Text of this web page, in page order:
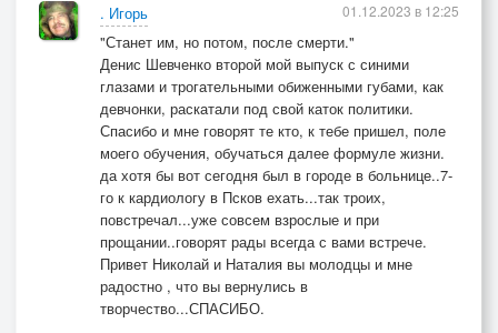
Обнял каждого, в ухо шепнул – ты пиши,
И сто лет вам всем жить без печали…
Как-то выпал из ящика с прессой конверт,
Грудь кольнуло, года те ожили,
К горлу ком подкатил – Батя, все шлём привет!
Мы в порядке, спасибо, что живы!
Ночь. Фонарь за окном притворился луной.
Вновь за вас стало страшно, ребята…
Я уже не усну, будто снова мне в бой,
. Игорь
"Станет им, но потом, после смерти."
Денис Шевченко второй мой выпуск с синими
глазами и трогательными обиженными губами, как
девчонки, раскатали под свой каток политики.
Спасибо и мне говорят те кто, к тебе пришел, поле
моего обучения, обучаться далее формуле жизни.
да хотя бы вот сегодня был в городе в больнице..7-
го к кардиологу в Псков ехать...так троих,
повстречал...уже совсем взрослые и при
прощании..говорят рады всегда с вами встрече.
Привет Николай и Наталия вы молодцы и мне
радостно , что вы вернулись в
творчество...СПАСИБО.
01.12.2023 в 12:25